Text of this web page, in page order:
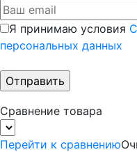
Я принимаю условия
персональных данных
Сравнение товара
Перейти к сравнению